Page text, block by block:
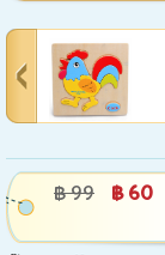
฿ 99 ฿ 60